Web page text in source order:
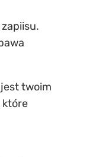
jest twoim
które